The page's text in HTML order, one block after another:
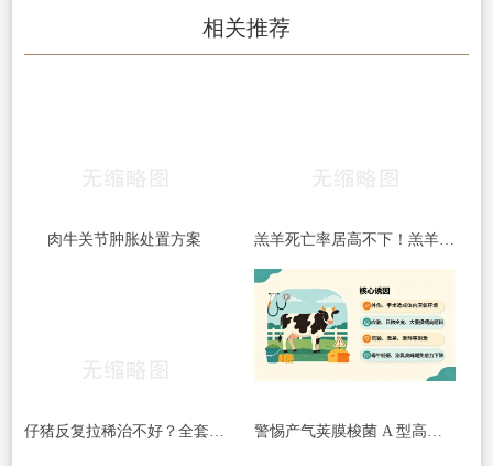
相关推荐
肉牛关节肿胀处置方案 羔羊死亡率居高不下！羔羊常见5大杀手病，早发现、早预防，少伤亡！​